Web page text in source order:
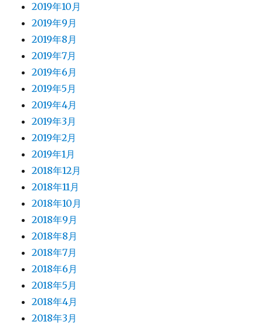
2019年10月
2019年9月
2019年8月
2019年7月
2019年6月
2019年5月
2019年4月
2019年3月
2019年2月
2019年1月
2018年12月
2018年11月
2018年10月
2018年9月
2018年8月
2018年7月
2018年6月
2018年5月
2018年4月
2018年3月